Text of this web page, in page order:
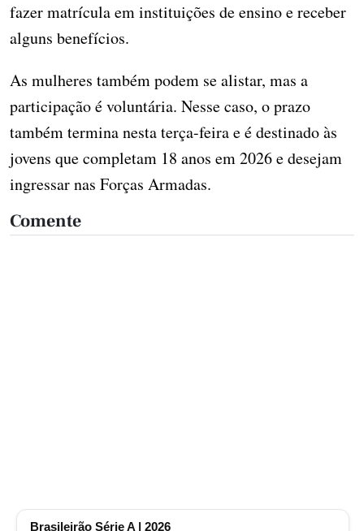
fazer matrícula em instituições de ensino e receber
alguns benefícios.
As mulheres também podem se alistar, mas a
participação é voluntária. Nesse caso, o prazo
também termina nesta terça-feira e é destinado às
jovens que completam 18 anos em 2026 e desejam
ingressar nas Forças Armadas.
Comente